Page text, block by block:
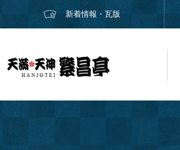
新着情報・瓦版